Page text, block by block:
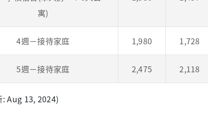
寓)
4週－接待家庭 1,980 1,728
5週－接待家庭 2,475 2,118
: Aug 13, 2024)